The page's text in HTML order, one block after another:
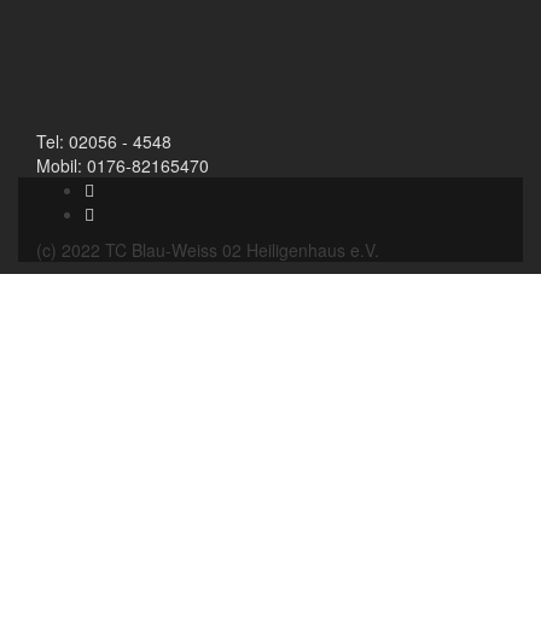
Tel: 02056 - 4548
Mobil: 0176-82165470
(c) 2022 TC Blau-Weiss 02 Heiligenhaus e.V.